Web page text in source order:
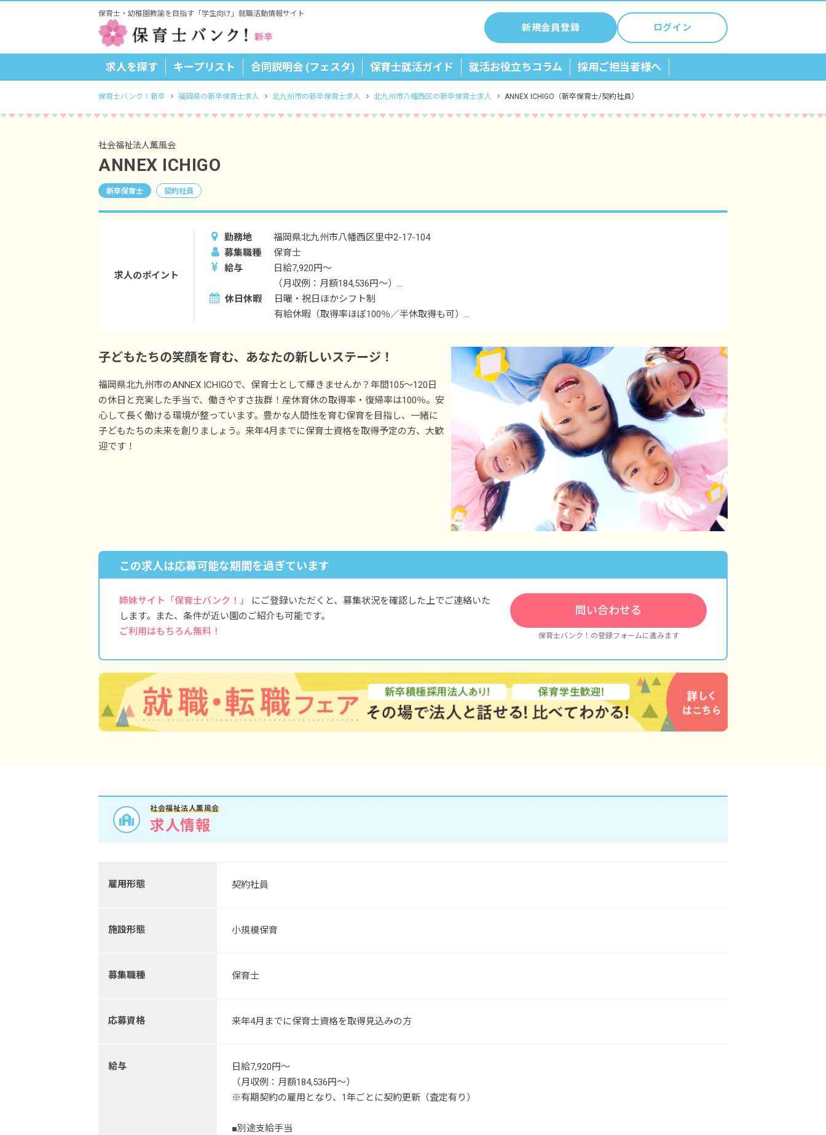
保育士・幼稚園教諭を目指す「学生向け」就職活動情報サイト
新規会員登録 ログイン
求人を探す キープリスト 合同説明会 (フェスタ) 保育士就活ガイド 就活お役立ちコラム 採用ご担当者様へ
保育士バンク！新卒 福岡県の新卒保育士求人 北九州市の新卒保育士求人 北九州市八幡西区の新卒保育士求人 ANNEX ICHIGO（新卒保育士/契約社員）
社会福祉法人薫風会
ANNEX ICHIGO
新卒保育士 契約社員
求人のポイント
勤務地
福岡県北九州市八幡西区里中2-17-104
募集職種
保育士
給与
日給7,920円～
（月収例：月額184,536円～）
※有期契約の雇用となり、1年ごとに契約更新（査定有り）
処遇改善手当 上限40,000円／月
若年層（2～3年目）保育士処遇改善手当 5,000円～10,000円程度／月
処遇改善一時金 年1回：最低350,000円（前年度実績）
通勤手当 上限25,000円／月（実費支給）
時間外手当
昇給あり（入職3年目に昇給、その後は1年おき）
休日休暇
日曜・祝日ほかシフト制
有給休暇（取得率ほぼ100％／半休取得も可）
夏季休暇
産休育休制度（取得率・復帰率100%）
介護休暇
◇お休みが取りやすい環境づくりを行なっています！
年間の公休＋有休で、計105～120日前後の休日休暇を取得しています！子育て中の職員も多数活躍中！産
休や育休から復帰した際はローテーションではなく、固定時間で勤務ができます。
子どもたちの笑顔を育む、あなたの新しいステージ！
福岡県北九州市のANNEX ICHIGOで、保育士として輝きませんか？年間105～120日
の休日と充実した手当で、働きやすさ抜群！産休育休の取得率・復帰率は100％。安
心して長く働ける環境が整っています。豊かな人間性を育む保育を目指し、一緒に
子どもたちの未来を創りましょう。来年4月までに保育士資格を取得予定の方、大歓
迎です！
この求人は応募可能な期間を過ぎています
姉妹サイト「保育士バンク！」
にご登録いただくと、募集状況を確認した上でご連絡いた
します。また、条件が近い園のご紹介も可能です。
ご利用はもちろん無料！
問い合わせる
保育士バンク！の登録フォームに進みます
社会福祉法人薫風会
求人情報
雇用形態 契約社員
施設形態 小規模保育
募集職種 保育士
応募資格 来年4月までに保育士資格を取得見込みの方
給与
日給7,920円～
（月収例：月額184,536円～）
※有期契約の雇用となり、1年ごとに契約更新（査定有り）
■別途支給手当